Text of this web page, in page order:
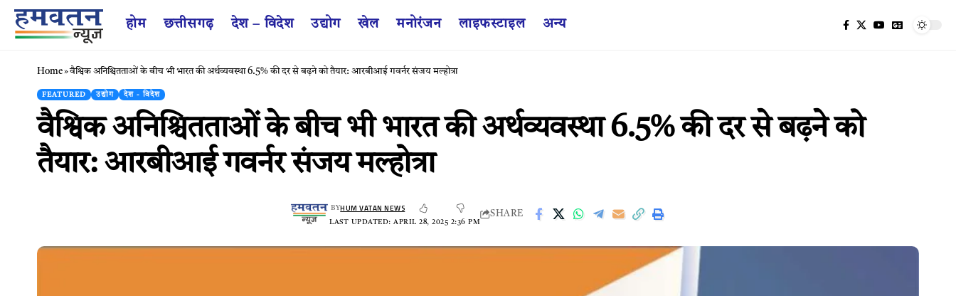
होम छत्तीसगढ़ देश – विदेश उद्योग खेल मनोरंजन लाइफस्टाइल अन्य
Home»वैश्विक अनिश्चितताओं के बीच भी भारत की अर्थव्यवस्था 6.5% की दर से बढ़ने को तैयार: आरबीआई गवर्नर संजय मल्होत्रा
FEATURED उद्योग देश - विदेश
वैश्विक अनिश्चितताओं के बीच भी भारत की अर्थव्यवस्था 6.5% की दर से बढ़ने को
तैयार: आरबीआई गवर्नर संजय मल्होत्रा
LAST UPDATED: APRIL 28, 2025 2:36 PM
BYHUM VATAN NEWS
SHARE